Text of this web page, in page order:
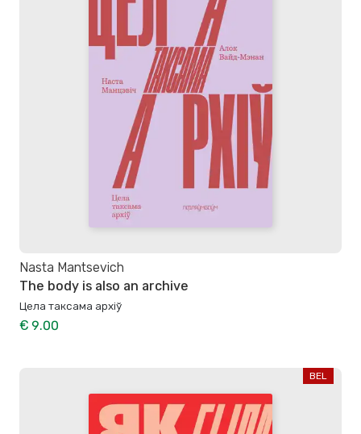
Nasta Mantsevich
The body is also an archive
Цела таксама архіў
€ 9.00
BEL